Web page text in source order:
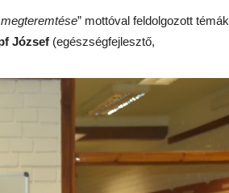
” mottóval feldolgozott témák
József (egészségfejlesztő,